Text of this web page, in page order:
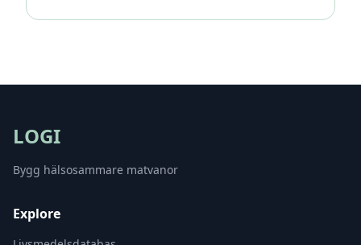
LOGI
Bygg hälsosammare matvanor
Explore